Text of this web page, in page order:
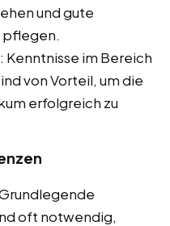
und gute
pflegen.
: Kenntnisse im Bereich
von Vorteil, um die
erfolgreich zu
oft notwendig,